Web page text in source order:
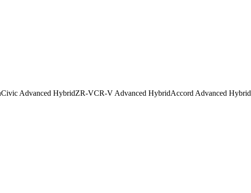
Civic Advanced HybridZR-VCR-V Advanced HybridAccord Advanced Hybrid